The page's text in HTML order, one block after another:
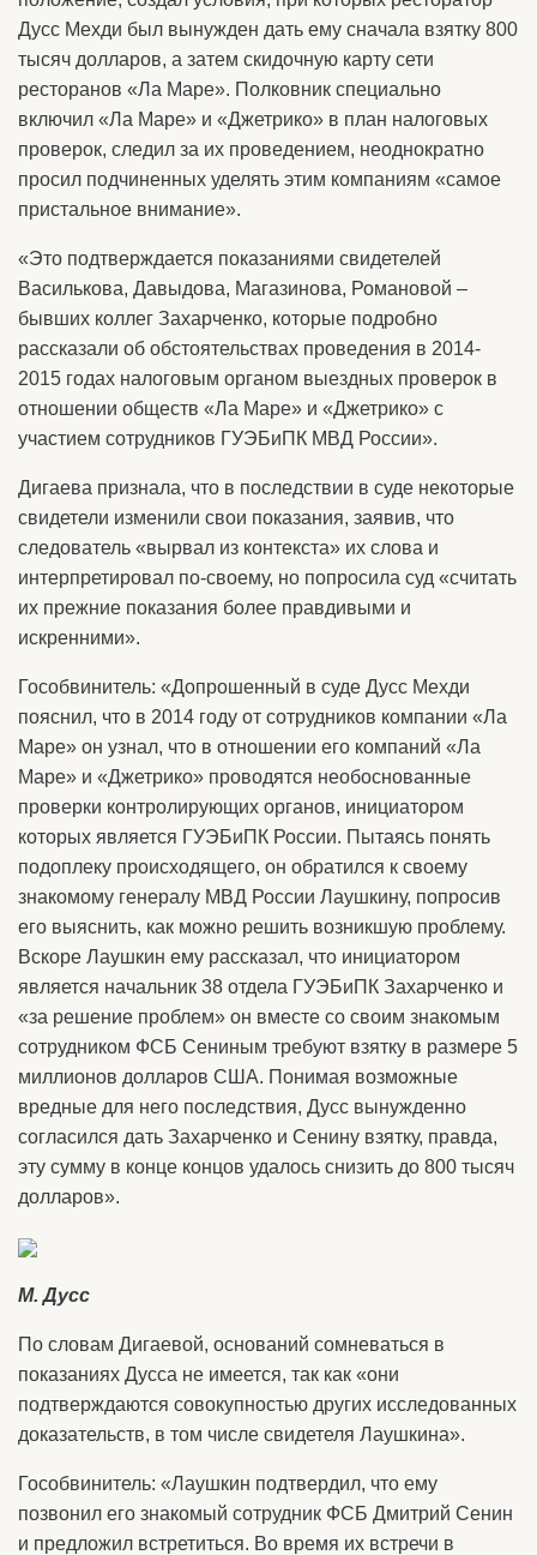
Дусс Мехди был вынужден дать ему сначала взятку 800
тысяч долларов, а затем скидочную карту сети
ресторанов «Ла Маре». Полковник специально
включил «Ла Маре» и «Джетрико» в план налоговых
проверок, следил за их проведением, неоднократно
просил подчиненных уделять этим компаниям «самое
пристальное внимание».
«Это подтверждается показаниями свидетелей
Василькова, Давыдова, Магазинова, Романовой –
бывших коллег Захарченко, которые подробно
рассказали об обстоятельствах проведения в 2014-
2015 годах налоговым органом выездных проверок в
отношении обществ «Ла Маре» и «Джетрико» с
участием сотрудников ГУЭБиПК МВД России».
Дигаева признала, что в последствии в суде некоторые
свидетели изменили свои показания, заявив, что
следователь «вырвал из контекста» их слова и
интерпретировал по-своему, но попросила суд «считать
их прежние показания более правдивыми и
искренними».
Гособвинитель: «Допрошенный в суде Дусс Мехди
пояснил, что в 2014 году от сотрудников компании «Ла
Маре» он узнал, что в отношении его компаний «Ла
Маре» и «Джетрико» проводятся необоснованные
проверки контролирующих органов, инициатором
которых является ГУЭБиПК России. Пытаясь понять
подоплеку происходящего, он обратился к своему
знакомому генералу МВД России Лаушкину, попросив
его выяснить, как можно решить возникшую проблему.
Вскоре Лаушкин ему рассказал, что инициатором
является начальник 38 отдела ГУЭБиПК Захарченко и
«за решение проблем» он вместе со своим знакомым
сотрудником ФСБ Сениным требуют взятку в размере 5
миллионов долларов США. Понимая возможные
вредные для него последствия, Дусс вынужденно
согласился дать Захарченко и Сенину взятку, правда,
эту сумму в конце концов удалось снизить до 800 тысяч
долларов».
М. Дусс
По словам Дигаевой, оснований сомневаться в
показаниях Дусса не имеется, так как «они
подтверждаются совокупностью других исследованных
доказательств, в том числе свидетеля Лаушкина».
Гособвинитель: «Лаушкин подтвердил, что ему
позвонил его знакомый сотрудник ФСБ Дмитрий Сенин
и предложил встретиться. Во время их встречи в